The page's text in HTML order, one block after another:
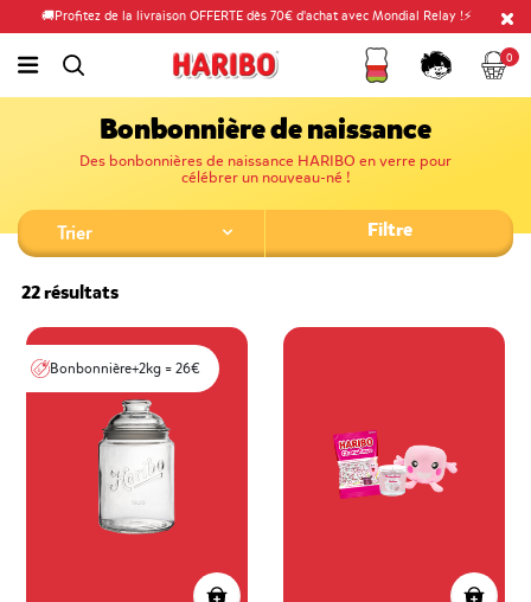
🚚Profitez de la livraison OFFERTE dès 70€ d'achat avec Mondial Relay !⚡
link.header.menu.label
simplesearch.search.label Fidélité
Compte
Panier
0
Bonbonnière de naissance
Des bonbonnières de naissance HARIBO en verre pour
célébrer un nouveau-né !
Filtre
22 résultats
Bonbonnière+2kg = 26€